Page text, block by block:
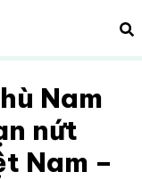
Nam
nứt
Nam –